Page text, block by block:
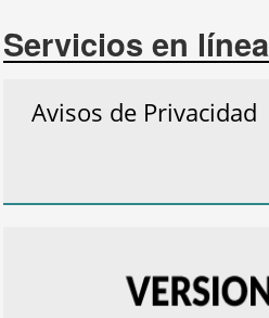
Servicios en línea
Avisos de Privacidad